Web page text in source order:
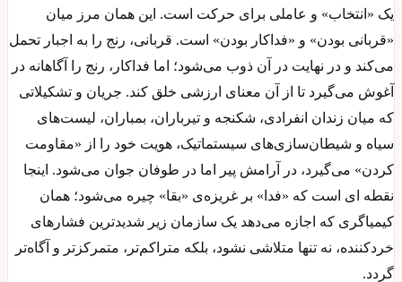
یک «انتخاب» و عاملی برای حرکت است. این همان مرز میان
«قربانی بودن» و «فداکار بودن» است. قربانی، رنج را به اجبار تحمل
می‌کند و در نهایت در آن ذوب می‌شود؛ اما فداکار، رنج را آگاهانه در
آغوش می‌گیرد تا از آن معنای ارزشی خلق کند. جریان و تشکیلاتی
که میان زندان انفرادی، شکنجه و تیرباران، بمباران، لیست‌های
سیاه و شیطان‌سازی‌های سیستماتیک، هویت خود را از «مقاومت
کردن» می‌گیرد، در آرامش پیر اما در طوفان جوان می‌شود. اینجا
نقطه ای است که «فدا» بر غریزه‌ی «بقا» چیره می‌شود؛ همان
کیمیاگری که اجازه می‌دهد یک سازمان زیر شدیدترین فشارهای
خردکننده، نه تنها متلاشی نشود، بلکه متراکم‌تر، متمرکزتر و آگاه‌تر
گردد.